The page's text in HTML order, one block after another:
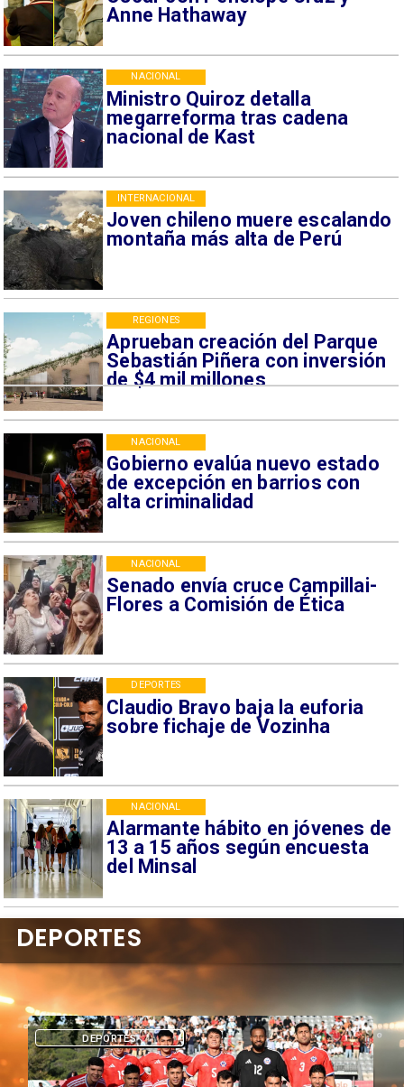
Anne Hathaway
Ministro Quiroz detalla
megarreforma tras cadena
nacional de Kast
NACIONAL
Joven chileno muere escalando
montaña más alta de Perú
INTERNACIONAL
Aprueban creación del Parque
Sebastián Piñera con inversión
de $4 mil millones
REGIONES
Gobierno evalúa nuevo estado
de excepción en barrios con
alta criminalidad
NACIONAL
Senado envía cruce Campillai-
Flores a Comisión de Ética
NACIONAL
Claudio Bravo baja la euforia
sobre fichaje de Vozinha
DEPORTES
Alarmante hábito en jóvenes de
13 a 15 años según encuesta
del Minsal
NACIONAL
DEPORTES
DEPORTES